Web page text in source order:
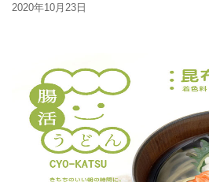
2020年10月23日